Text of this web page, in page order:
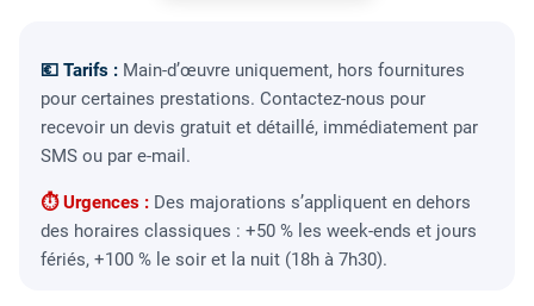
💶 Tarifs : Main-d’œuvre uniquement, hors fournitures
pour certaines prestations. Contactez-nous pour
recevoir un devis gratuit et détaillé, immédiatement par
SMS ou par e-mail.
⏱ Urgences : Des majorations s’appliquent en dehors
des horaires classiques : +50 % les week-ends et jours
fériés, +100 % le soir et la nuit (18h à 7h30).